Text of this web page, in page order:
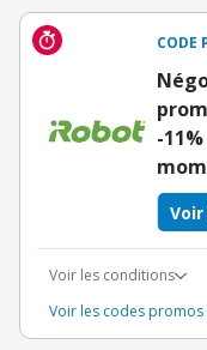
CODE
-
Voir
Voir les conditions
Voir les codes promos